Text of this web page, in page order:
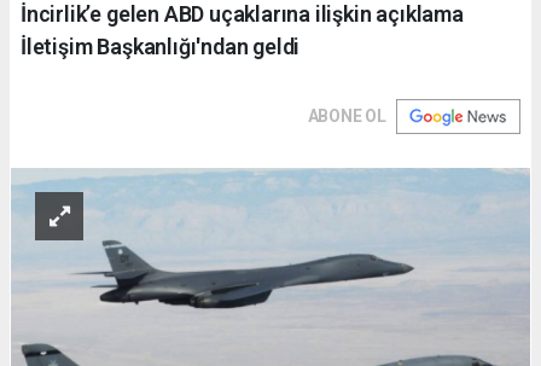
İncirlik’e gelen ABD uçaklarına ilişkin açıklama
İletişim Başkanlığı'ndan geldi
ABONE OL